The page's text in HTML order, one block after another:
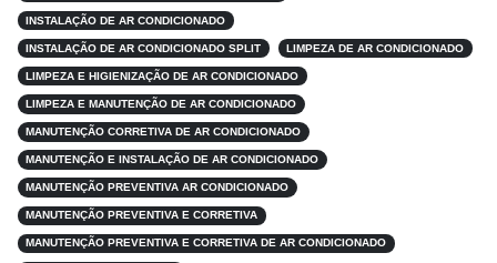
INSTALAÇÃO DE AR CONDICIONADO
INSTALAÇÃO DE AR CONDICIONADO SPLIT LIMPEZA DE AR CONDICIONADO
LIMPEZA E HIGIENIZAÇÃO DE AR CONDICIONADO
LIMPEZA E MANUTENÇÃO DE AR CONDICIONADO
MANUTENÇÃO CORRETIVA DE AR CONDICIONADO
MANUTENÇÃO E INSTALAÇÃO DE AR CONDICIONADO
MANUTENÇÃO PREVENTIVA AR CONDICIONADO
MANUTENÇÃO PREVENTIVA E CORRETIVA
MANUTENÇÃO PREVENTIVA E CORRETIVA DE AR CONDICIONADO